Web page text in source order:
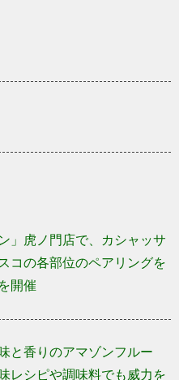
」虎ノ門店で、カシャッサ
コの各部位のペアリングを
開催
と香りのアマゾンフルー
レシピや調味料でも威力を